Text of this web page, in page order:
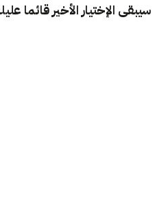
سيبقى الإختيار الأخير قائما